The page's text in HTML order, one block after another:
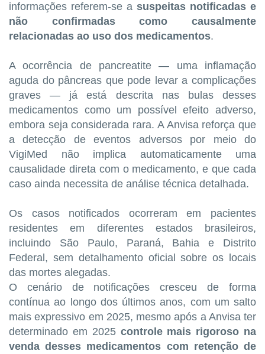
informações referem‑se a suspeitas notificadas e
não confirmadas como causalmente
relacionadas ao uso dos medicamentos.
A ocorrência de pancreatite — uma inflamação
aguda do pâncreas que pode levar a complicações
graves — já está descrita nas bulas desses
medicamentos como um possível efeito adverso,
embora seja considerada rara. A Anvisa reforça que
a detecção de eventos adversos por meio do
VigiMed não implica automaticamente uma
causalidade direta com o medicamento, e que cada
caso ainda necessita de análise técnica detalhada.
Os casos notificados ocorreram em pacientes
residentes em diferentes estados brasileiros,
incluindo São Paulo, Paraná, Bahia e Distrito
Federal, sem detalhamento oficial sobre os locais
das mortes alegadas.
O cenário de notificações cresceu de forma
contínua ao longo dos últimos anos, com um salto
mais expressivo em 2025, mesmo após a Anvisa ter
determinado em 2025 controle mais rigoroso na
venda desses medicamentos com retenção de